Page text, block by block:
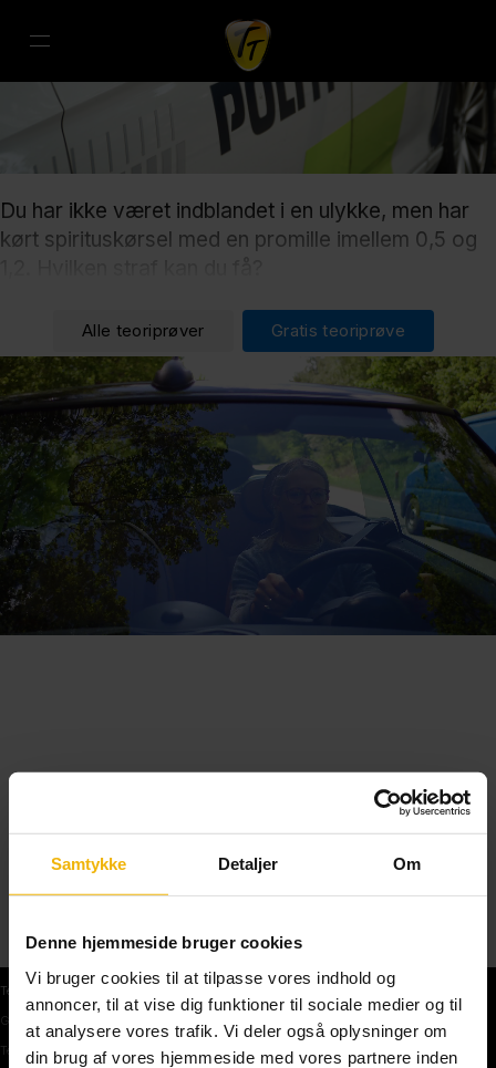
Samtykke Detaljer Om
Denne hjemmeside bruger cookies
Vi bruger cookies til at tilpasse vores indhold og
annoncer, til at vise dig funktioner til sociale medier og til
at analysere vores trafik. Vi deler også oplysninger om
din brug af vores hjemmeside med vores partnere inden
Du har ikke været indblandet i en ulykke, men har
kørt spirituskørsel med en promille imellem 0,5 og
Alle teoriprøver Gratis teoriprøve
Teoriprøver
Gratis teoriprøve
Teoriprøver oversigt